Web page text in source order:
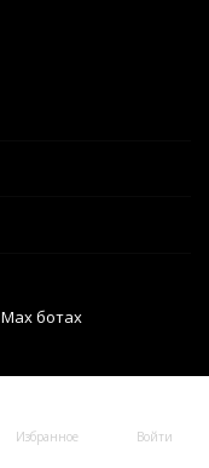
Избранное Войти
ботах